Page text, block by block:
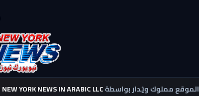
الموقع مملوك ويُدار بواسطةNEW YORK NEWS IN ARABIC LLC